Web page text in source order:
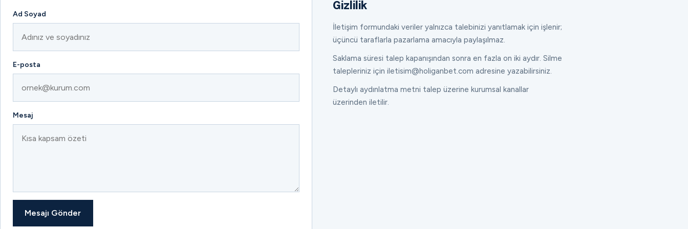
Ad Soyad
E-posta
Mesaj
Mesajı Gönder
Gizlilik
İletişim formundaki veriler yalnızca talebinizi yanıtlamak için işlenir;
üçüncü taraflarla pazarlama amacıyla paylaşılmaz.
Saklama süresi talep kapanışından sonra en fazla on iki aydır. Silme
talepleriniz için iletisim@holiganbet.com adresine yazabilirsiniz.
Detaylı aydınlatma metni talep üzerine kurumsal kanallar
üzerinden iletilir.